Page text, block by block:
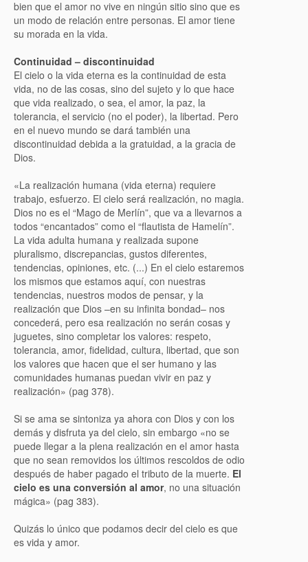
bien que el amor no vive en ningún sitio sino que es
un modo de relación entre personas. El amor tiene
su morada en la vida.
Continuidad – discontinuidad
El cielo o la vida eterna es la continuidad de esta
vida, no de las cosas, sino del sujeto y lo que hace
que vida realizado, o sea, el amor, la paz, la
tolerancia, el servicio (no el poder), la libertad. Pero
en el nuevo mundo se dará también una
discontinuidad debida a la gratuidad, a la gracia de
Dios.
«La realización humana (vida eterna) requiere
trabajo, esfuerzo. El cielo será realización, no magia.
Dios no es el “Mago de Merlín”, que va a llevarnos a
todos “encantados” como el “flautista de Hamelín”.
La vida adulta humana y realizada supone
pluralismo, discrepancias, gustos diferentes,
tendencias, opiniones, etc. (...) En el cielo estaremos
los mismos que estamos aquí, con nuestras
tendencias, nuestros modos de pensar, y la
realización que Dios –en su infinita bondad– nos
concederá, pero esa realización no serán cosas y
juguetes, sino completar los valores: respeto,
tolerancia, amor, fidelidad, cultura, libertad, que son
los valores que hacen que el ser humano y las
comunidades humanas puedan vivir en paz y
realización» (pag 378).
Si se ama se sintoniza ya ahora con Dios y con los
demás y disfruta ya del cielo, sin embargo «no se
puede llegar a la plena realización en el amor hasta
que no sean removidos los últimos rescoldos de odio
después de haber pagado el tributo de la muerte. El
cielo es una conversión al amor, no una situación
mágica» (pag 383).
Quizás lo único que podamos decir del cielo es que
es vida y amor.